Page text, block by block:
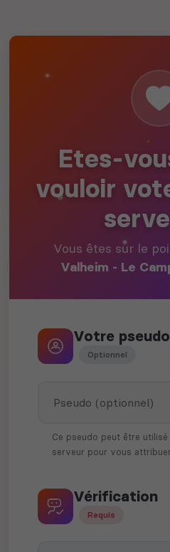
Etes-
vouloir
Vous êtes sur le
Valheim - Le
Votre pseudo
Optionnel
Ce pseudo peut être
serveur pour vous
Vérification
Requis